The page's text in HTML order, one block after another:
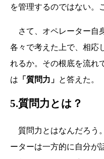
を管理するのではない。
さて、オペレーター自
各々で考えた上で、相応
れるか。その根底を流れ
は 「質問力」 と答えた。
5.質問力とは？
質問力とはなんだろう
ーターは一方的に自分が